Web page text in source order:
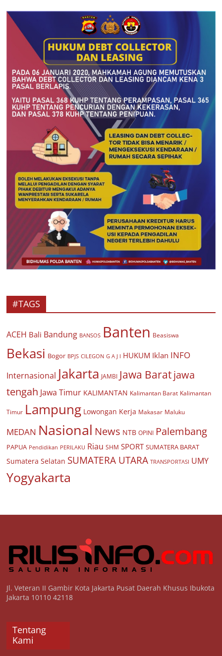
#TAGS
ACEH Bali Bandung BANSOS Banten Beasiswa
Bekasi Bogor BPJS CILEGON G A J I HUKUM Iklan INFO
Internasional Jakarta JAMBI Jawa Baratjawa
tengah Jawa Timur KALIMANTAN Kalimantan Barat Kalimantan
Timur Lampung Lowongan Kerja Makasar Maluku
MEDAN Nasional News NTB OPINI Palembang
PAPUA Pendidikan PERILAKU Riau SHM SPORT SUMATERA BARAT
Sumatera Selatan SUMATERA UTARA TRANSPORTASI UMY
Yogyakarta
Jl. Veteran II Gambir Kota Jakarta Pusat Daerah Khusus Ibukota
Jakarta 10110 42118
Tentang
Kami